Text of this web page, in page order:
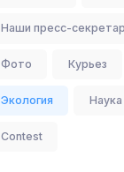
Наши пресс-
Фото Курьез
Экология Наука
Contest